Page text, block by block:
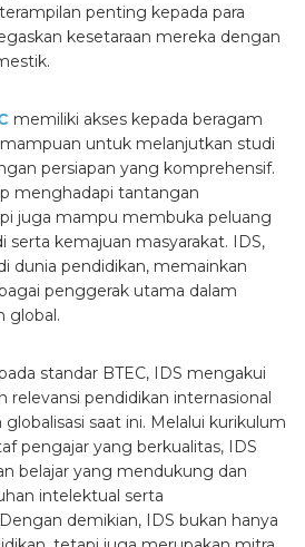
penting kepada para
kesetaraan mereka dengan
memiliki akses kepada beragam
untuk melanjutkan studi
persiapan yang komprehensif.
menghadapi tantangan
juga mampu membuka peluang
serta kemajuan masyarakat. IDS,
dunia pendidikan, memainkan
penggerak utama dalam
global.
standar BTEC, IDS mengakui
relevansi pendidikan internasional
saat ini. Melalui kurikulum
pengajar yang berkualitas, IDS
belajar yang mendukung dan
intelektual serta
demikian, IDS bukan hanya